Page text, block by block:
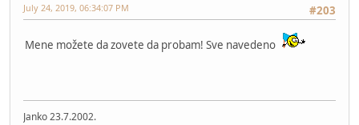
#203
July 24, 2019, 06:34:07 PM
Mene možete da zovete da probam! Sve navedeno
Janko 23.7.2002.